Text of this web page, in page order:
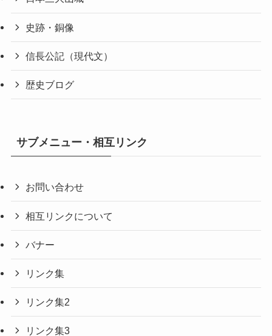
史跡・銅像
信長公記（現代文）
歴史ブログ
サブメニュー・相互リンク
お問い合わせ
相互リンクについて
バナー
リンク集
リンク集2
リンク集3